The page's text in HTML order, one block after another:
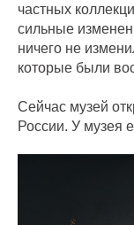
частных
сильные
ничего не
которые были
Сейчас музей
России. У музея